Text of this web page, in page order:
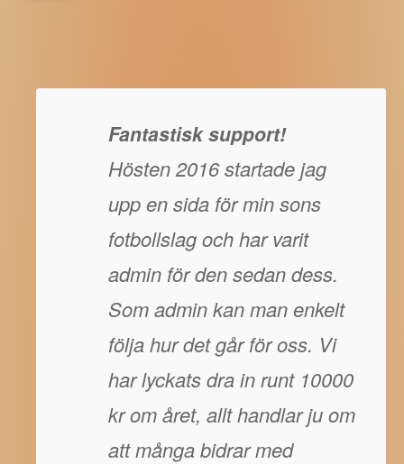
Fantastisk support!
Hösten 2016 startade jag
upp en sida för min sons
fotbollslag och har varit
admin för den sedan dess.
Som admin kan man enkelt
följa hur det går för oss. Vi
har lyckats dra in runt 10000
kr om året, allt handlar ju om
att många bidrar med